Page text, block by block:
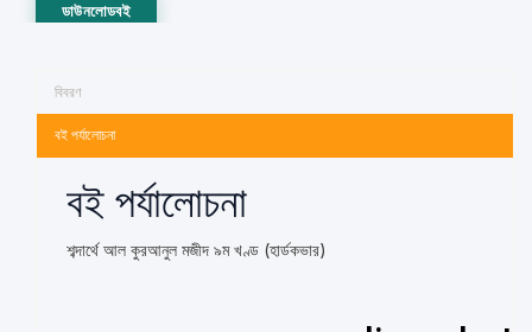
ডাউনলোডবই
বিবরণ
বই পর্যালোচনা
বই পর্যালোচনা
শব্দার্থে আল কুরআনুল মজীদ ৯ম খণ্ড (হার্ডকভার)